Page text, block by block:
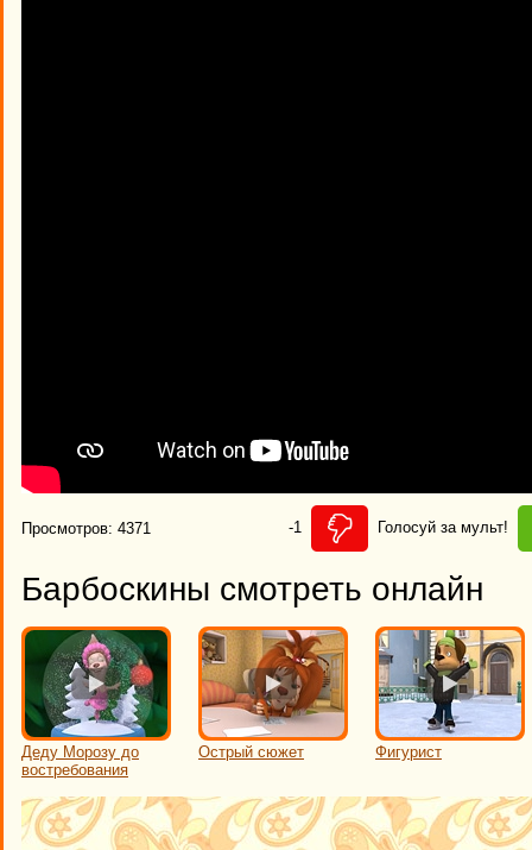
Просмотров: 4371 -1 Голосуй за мульт!
Барбоскины смотреть онлайн
Деду Морозу до
востребования
Острый сюжет Фигурист